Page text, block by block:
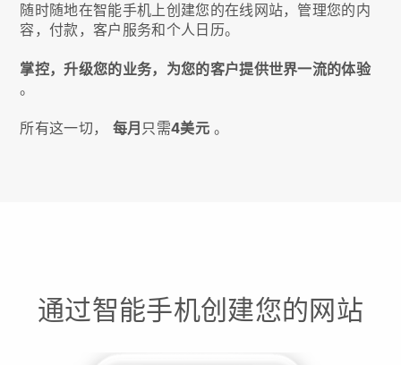
随时随地在智能手机上创建您的在线网站，管理您的内
容，付款，客户服务和个人日历。
掌控，升级您的业务，为您的客户提供世界一流的体验
。
所有这一切， 每月 只需4美元。
通过智能手机创建您的网站